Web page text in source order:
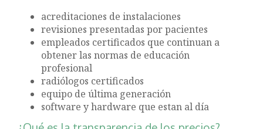
acreditaciones de instalaciones
revisiones presentadas por pacientes
empleados certificados que continuan a
obtener las normas de educación
profesional
radiólogos certificados
equipo de última generación
software y hardware que estan al día